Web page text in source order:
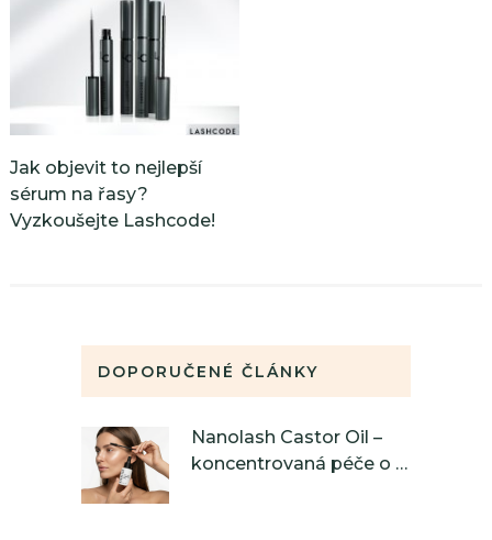
Jak objevit to nejlepší
sérum na řasy?
Vyzkoušejte Lashcode!
DOPORUČENÉ ČLÁNKY
Nanolash Castor Oil –
koncentrovaná péče o …